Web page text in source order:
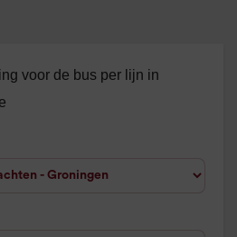
voor de bus per lijn in